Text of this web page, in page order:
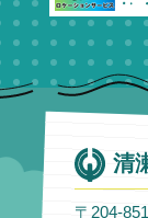
清
〒204-